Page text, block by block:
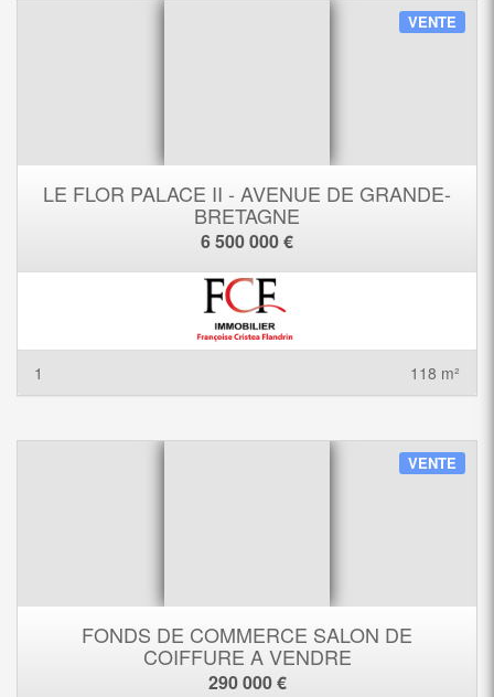
VENTE
LE FLOR PALACE II - AVENUE DE GRANDE-
BRETAGNE
6 500 000 €
1 118 m²
VENTE
FONDS DE COMMERCE SALON DE
COIFFURE A VENDRE
290 000 €